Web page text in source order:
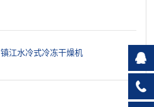
镇江水冷式冷冻干燥机